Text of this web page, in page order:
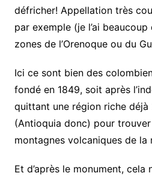
défricher! Appellation très
par exemple (je l’ai
zones de l’Orenoque ou du
Ici ce sont bien des
fondé en 1849, soit après
quittant une région riche déjà
(Antioquia donc) pour
montagnes volcaniques de la
Et d’après le monument, cela